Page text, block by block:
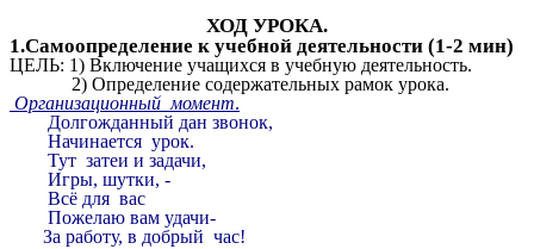
ХОД УРОКА.
1.Самоопределение к учебной деятельности (1-2 мин)
ЦЕЛЬ: 1) Включение учащихся в учебную деятельность.
2) Определение содержательных рамок урока.
Организационный момент.
Долгожданный дан звонок,
Начинается урок.
Тут затеи и задачи,
Игры, шутки, -
Всё для вас
Пожелаю вам удачи-
За работу, в добрый час!